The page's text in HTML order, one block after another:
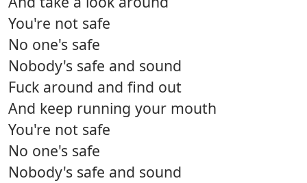
You're not safe
No one's safe
Nobody's safe and sound
Fuck around and find out
And keep running your mouth
You're not safe
No one's safe
Nobody's safe and sound